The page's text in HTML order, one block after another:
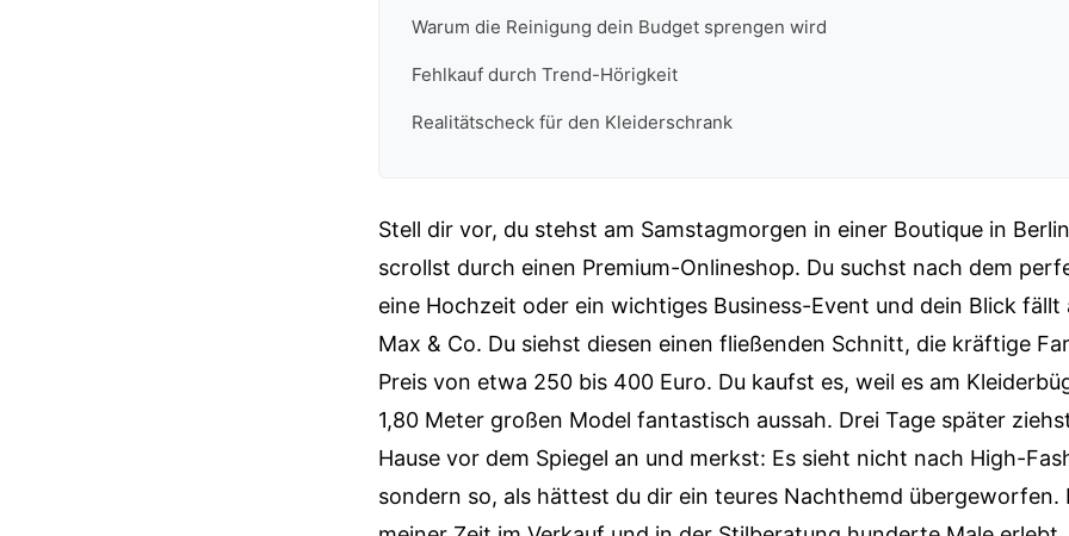
Warum die Reinigung dein Budget sprengen wird
Fehlkauf durch Trend-Hörigkeit
Realitätscheck für den Kleiderschrank
Stell dir vor, du stehst am Samstagmorgen in einer Boutique in
scrollst durch einen Premium-Onlineshop. Du suchst nach dem
eine Hochzeit oder ein wichtiges Business-Event und dein Blick fällt
Max & Co. Du siehst diesen einen fließenden Schnitt, die kräftige
Preis von etwa 250 bis 400 Euro. Du kaufst es, weil es am
1,80 Meter großen Model fantastisch aussah. Drei Tage später
Hause vor dem Spiegel an und merkst: Es sieht nicht nach High-
sondern so, als hättest du dir ein teures Nachthemd übergeworfen.